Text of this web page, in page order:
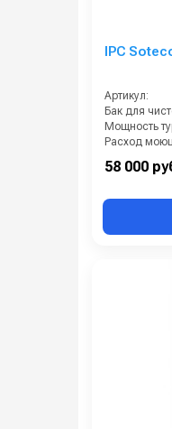
IPC
Артикул:
Разряжение
58 000